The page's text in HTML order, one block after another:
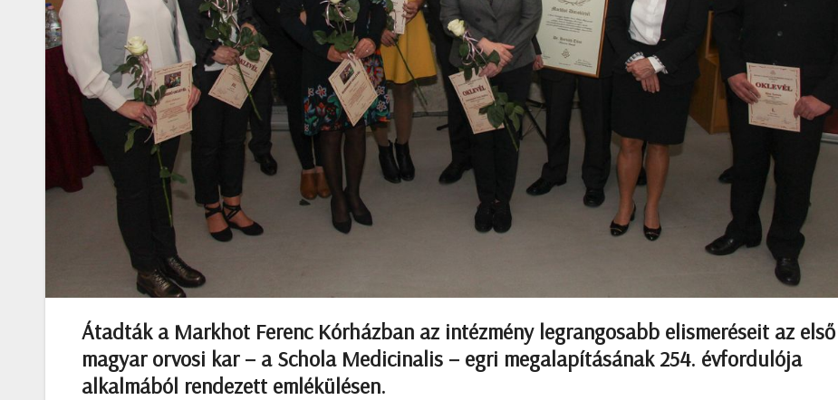
Átadták a Markhot Ferenc Kórházban az intézmény legrangosabb elismeréseit az első
magyar orvosi kar – a Schola Medicinalis – egri megalapításának 254. évfordulója
alkalmából rendezett emlékülésen.